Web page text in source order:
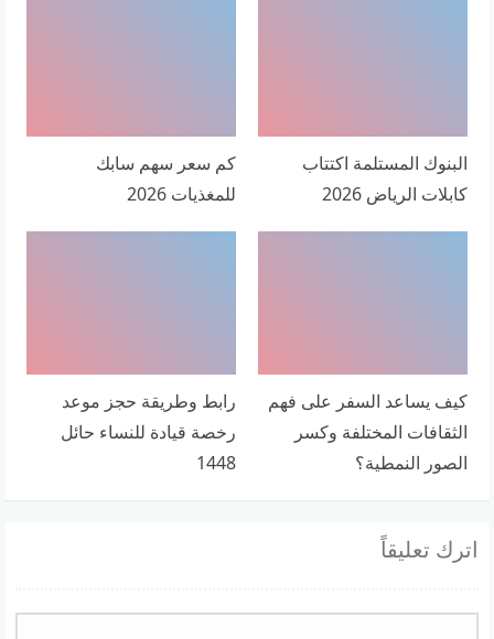
البنوك المستلمة اكتتاب
كابلات الرياض 2026
كم سعر سهم سابك
للمغذيات 2026
كيف يساعد السفر على فهم
الثقافات المختلفة وكسر
الصور النمطية؟
رابط وطريقة حجز موعد
رخصة قيادة للنساء حائل
1448
اترك تعليقاً